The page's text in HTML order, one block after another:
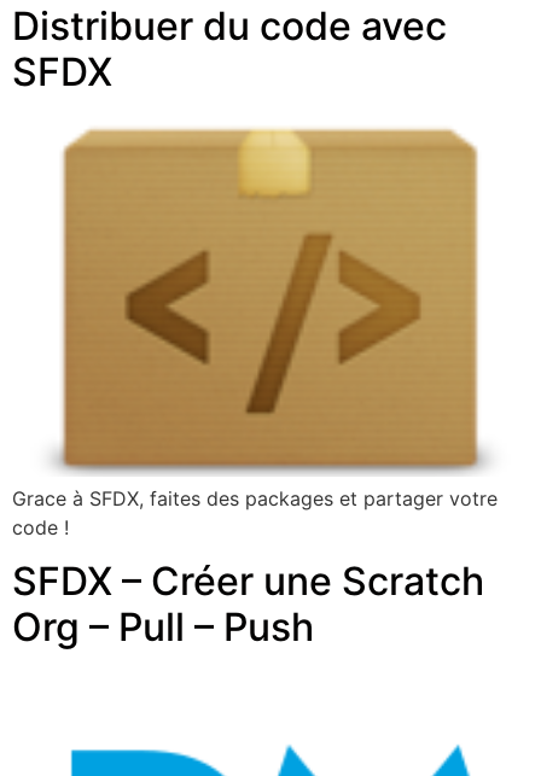
Distribuer du code avec
SFDX
Grace à SFDX, faites des packages et partager votre
code !
SFDX – Créer une Scratch
Org – Pull – Push